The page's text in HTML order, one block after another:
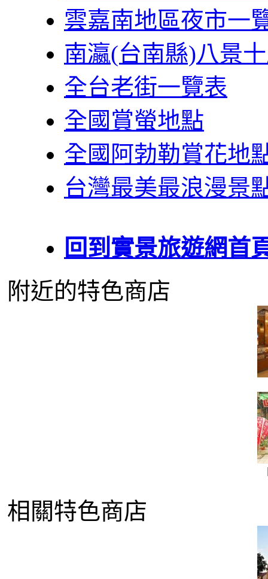
雲嘉南地區夜市一
南瀛(台南縣)八景
全台老街一覽表
全國賞螢地點
全國阿勃勒賞花地
台灣最美最浪漫景
回到實景旅遊網首
附近的特色商店
相關特色商店